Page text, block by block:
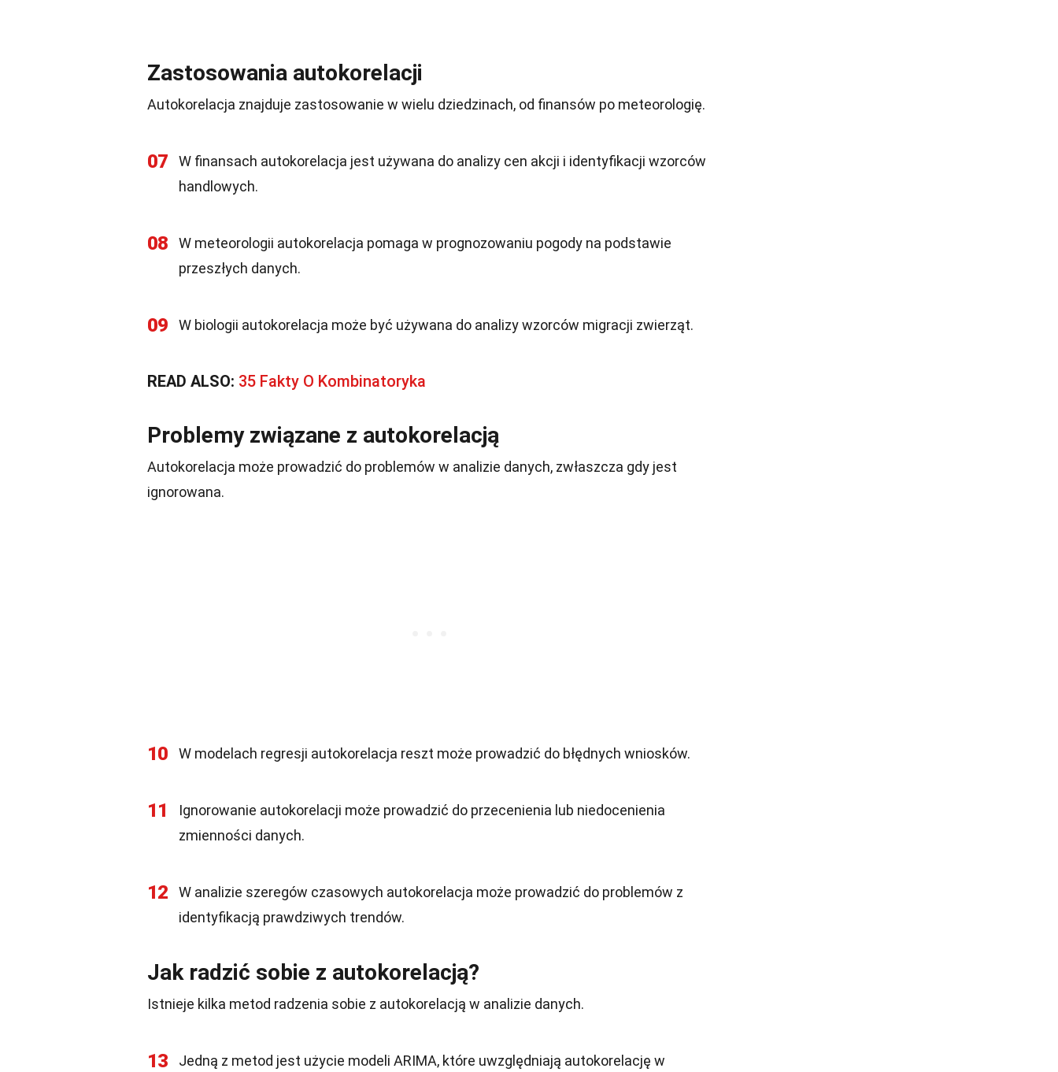
Zastosowania autokorelacji
Autokorelacja znajduje zastosowanie w wielu dziedzinach, od finansów po meteorologię.
07
W finansach autokorelacja jest używana do analizy cen akcji i identyfikacji wzorców
handlowych.
08
W meteorologii autokorelacja pomaga w prognozowaniu pogody na podstawie
przeszłych danych.
09 W biologii autokorelacja może być używana do analizy wzorców migracji zwierząt.
READ ALSO: 35 Fakty O Kombinatoryka
Problemy związane z autokorelacją
Autokorelacja może prowadzić do problemów w analizie danych, zwłaszcza gdy jest
ignorowana.
10 W modelach regresji autokorelacja reszt może prowadzić do błędnych wniosków.
11
Ignorowanie autokorelacji może prowadzić do przecenienia lub niedocenienia
zmienności danych.
12
W analizie szeregów czasowych autokorelacja może prowadzić do problemów z
identyfikacją prawdziwych trendów.
Jak radzić sobie z autokorelacją?
Istnieje kilka metod radzenia sobie z autokorelacją w analizie danych.
13 Jedną z metod jest użycie modeli ARIMA, które uwzględniają autokorelację w